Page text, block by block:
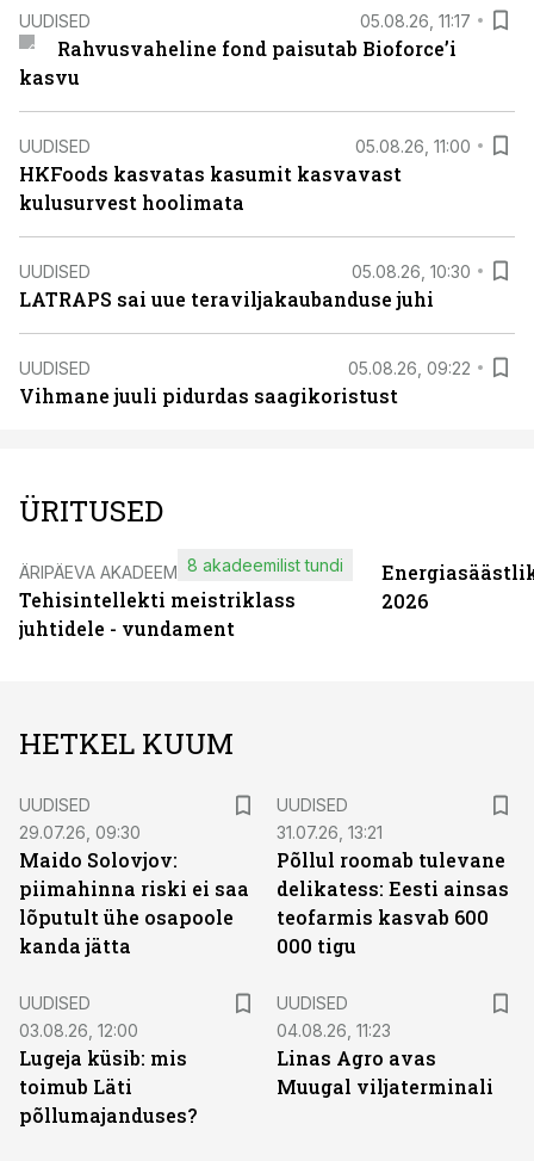
UUDISED 05.08.26, 11:17
Rahvusvaheline fond paisutab Bioforce’i
kasvu
UUDISED 05.08.26, 11:00
HKFoods kasvatas kasumit kasvavast
kulusurvest hoolimata
UUDISED 05.08.26, 10:30
LATRAPS sai uue teraviljakaubanduse juhi
UUDISED 05.08.26, 09:22
Vihmane juuli pidurdas saagikoristust
ÜRITUSED
ÄRIPÄEVA AKADEEMIA
Tehisintellekti meistriklass
juhtidele - vundament
8 akadeemilist tundi
2026
HETKEL KUUM
UUDISED
29.07.26, 09:30
Maido Solovjov:
piimahinna riski ei saa
lõputult ühe osapoole
kanda jätta
UUDISED
31.07.26, 13:21
Põllul roomab tulevane
delikatess: Eesti ainsas
teofarmis kasvab 600
000 tigu
UUDISED
03.08.26, 12:00
Lugeja küsib: mis
toimub Läti
põllumajanduses?
UUDISED
04.08.26, 11:23
Linas Agro avas
Muugal viljaterminali